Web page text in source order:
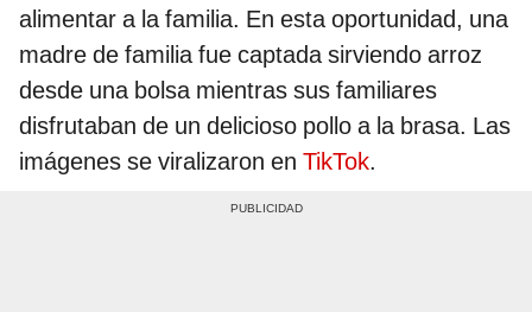
alimentar a la familia. En esta oportunidad, una
madre de familia fue captada sirviendo arroz
desde una bolsa mientras sus familiares
disfrutaban de un delicioso pollo a la brasa. Las
imágenes se viralizaron en TikTok.